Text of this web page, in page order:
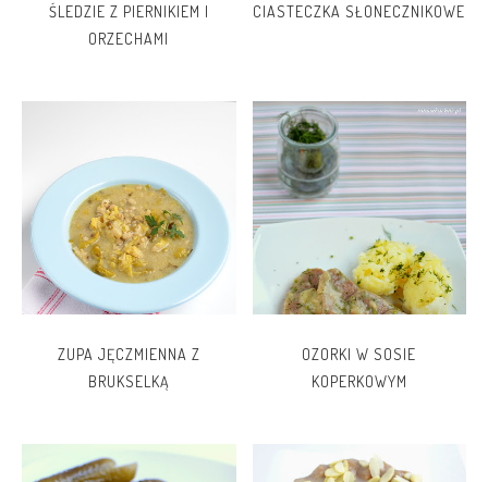
ŚLEDZIE Z PIERNIKIEM I
ORZECHAMI
CIASTECZKA SŁONECZNIKOWE
ZUPA JĘCZMIENNA Z
BRUKSELKĄ
OZORKI W SOSIE
KOPERKOWYM